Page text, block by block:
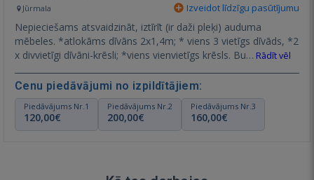
Jūrmala Izveidot līdzīgu pasūtījumu
Nepieciešams atsvaidzināt, iztīrīt (ir daži pleķi) auduma
mēbeles. *atlokāms dīvāns 2x1,4m; * viens 3 vietīgs dīvāds, *2
x divvietīgi dīvāni-krēsli; *viens vienvietīgs krēsls. Bu… Rādīt vēl
Cenu piedāvājumi no izpildītājiem:
Piedāvājums Nr.1
120,00€
Piedāvājums Nr.2
200,00€
Piedāvājums Nr.3
160,00€